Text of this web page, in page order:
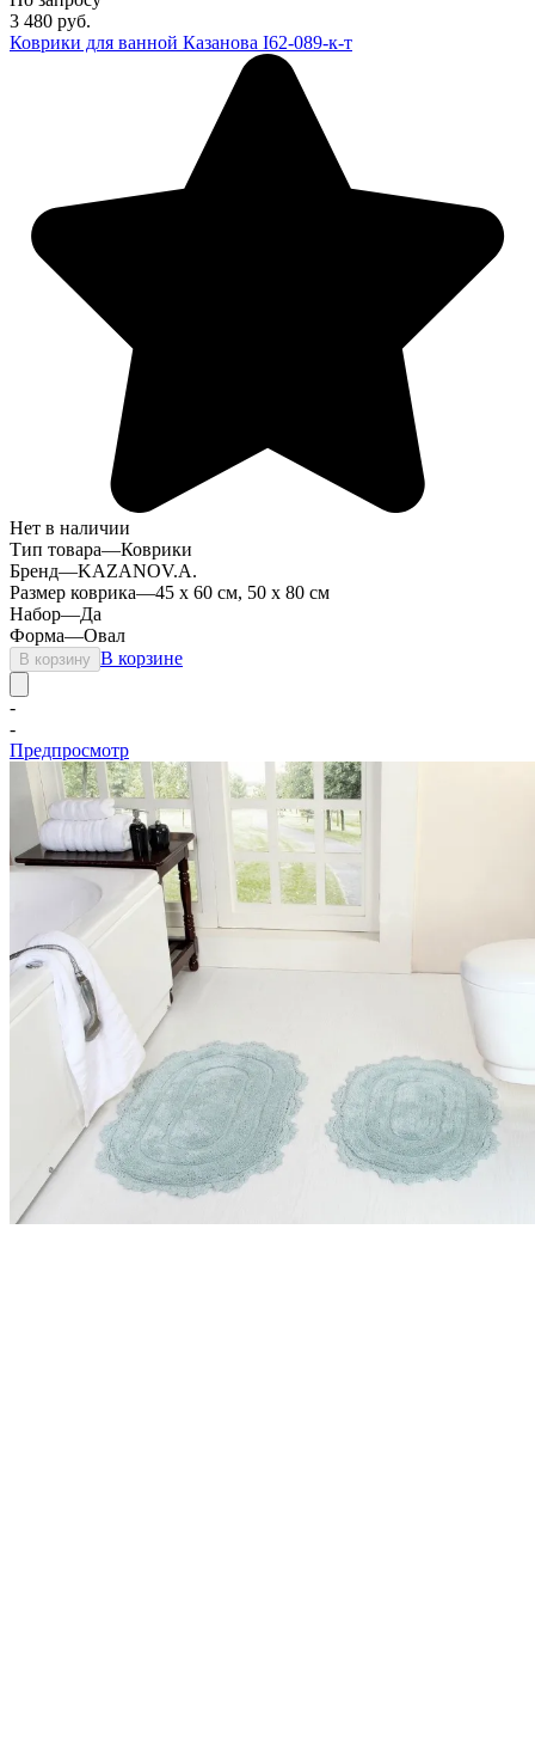
3 480 руб.
Коврики для ванной Казанова I62-089-к-т
Нет в наличии
Тип товара—Коврики
Бренд—KAZANOV.A.
Размер коврика—45 х 60 см, 50 x 80 см
Набор—Да
Форма—Овал
В корзину В корзине
-
-
Предпросмотр